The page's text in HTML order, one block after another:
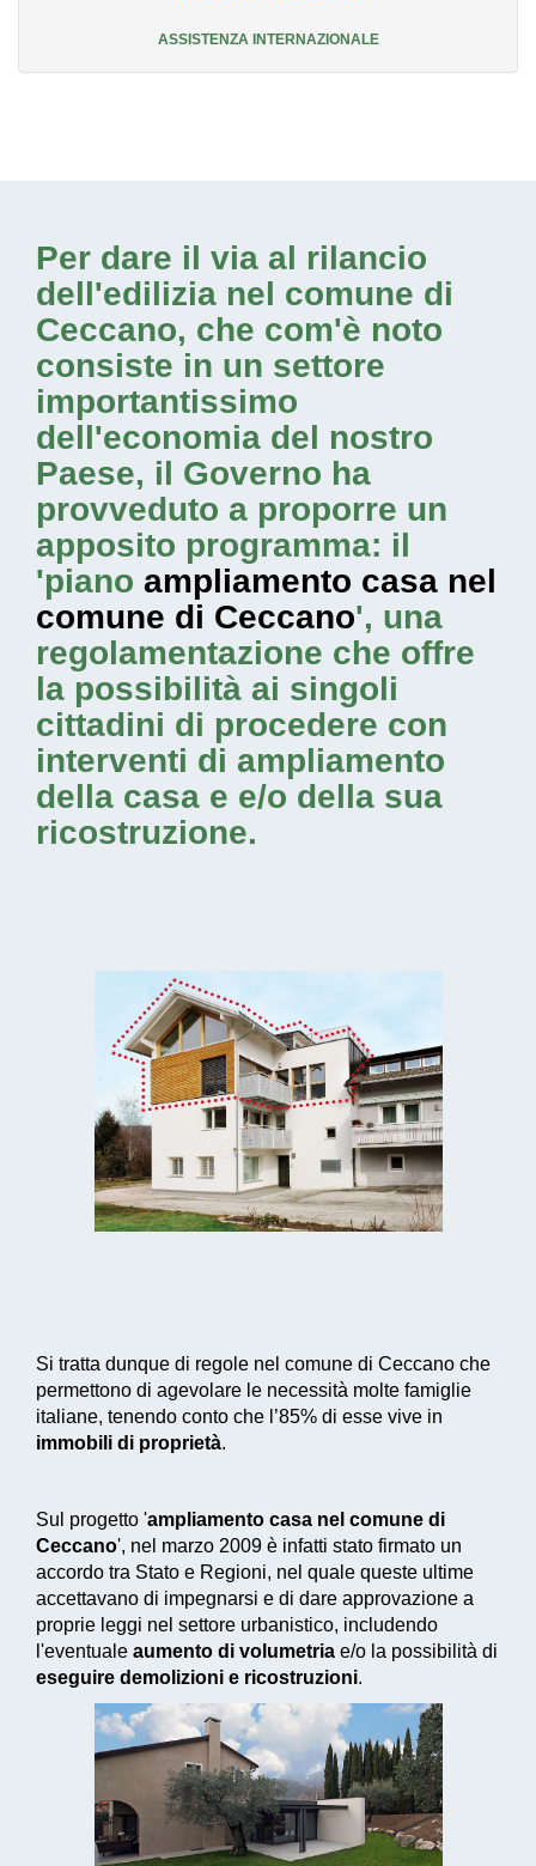
ASSISTENZA INTERNAZIONALE
Per dare il via al rilancio
dell'edilizia nel comune di
Ceccano, che com'è noto
consiste in un settore
importantissimo
dell'economia del nostro
Paese, il Governo ha
provveduto a proporre un
apposito programma: il
'piano ampliamento casa nel
comune di Ceccano', una
regolamentazione che offre
la possibilità ai singoli
cittadini di procedere con
interventi di ampliamento
della casa e e/o della sua
ricostruzione.
Si tratta dunque di regole nel comune di Ceccano che
permettono di agevolare le necessità molte famiglie
italiane, tenendo conto che l’85% di esse vive in
immobili di proprietà.
Sul progetto 'ampliamento casa nel comune di
Ceccano', nel marzo 2009 è infatti stato firmato un
accordo tra Stato e Regioni, nel quale queste ultime
accettavano di impegnarsi e di dare approvazione a
proprie leggi nel settore urbanistico, includendo
l'eventuale aumento di volumetria e/o la possibilità di
eseguire demolizioni e ricostruzioni.